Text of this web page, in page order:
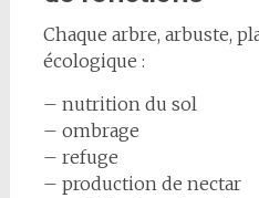
Chaque arbre, arbuste,
écologique :
– nutrition du sol
– ombrage
– refuge
– production de nectar